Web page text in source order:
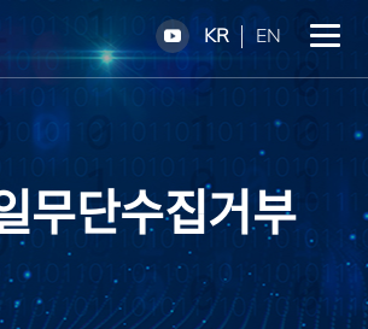
KR EN
무단수집거부